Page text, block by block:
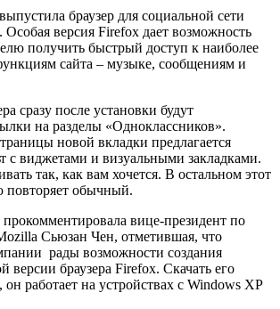
браузер для социальной сети
версия Firefox дает возможность
получить быстрый доступ к наиболее
сайта – музыке, сообщениям и
сразу после установки будут
на разделы «Одноклассников».
новой вкладки предлагается
с виджетами и визуальными закладками.
так, как вам хочется. В остальном этот
повторяет обычный.
прокомментировала вице-президент по
Сьюзан Чен, отметившая, что
рады возможности создания
версии браузера Firefox. Скачать его
работает на устройствах с Windows XP